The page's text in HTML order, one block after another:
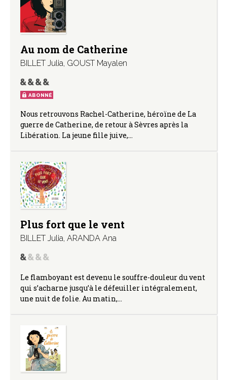
Au nom de Catherine
BILLET Julia, GOUST Mayalen
ABONNÉ
Nous retrouvons Rachel-Catherine, héroïne de La
guerre de Catherine, de retour à Sèvres après la
Libération. La jeune fille juive,…
Plus fort que le vent
BILLET Julia, ARANDA Ana
Le flamboyant est devenu le souffre-douleur du vent
qui s’acharne jusqu’à le défeuiller intégralement,
une nuit de folie. Au matin,…